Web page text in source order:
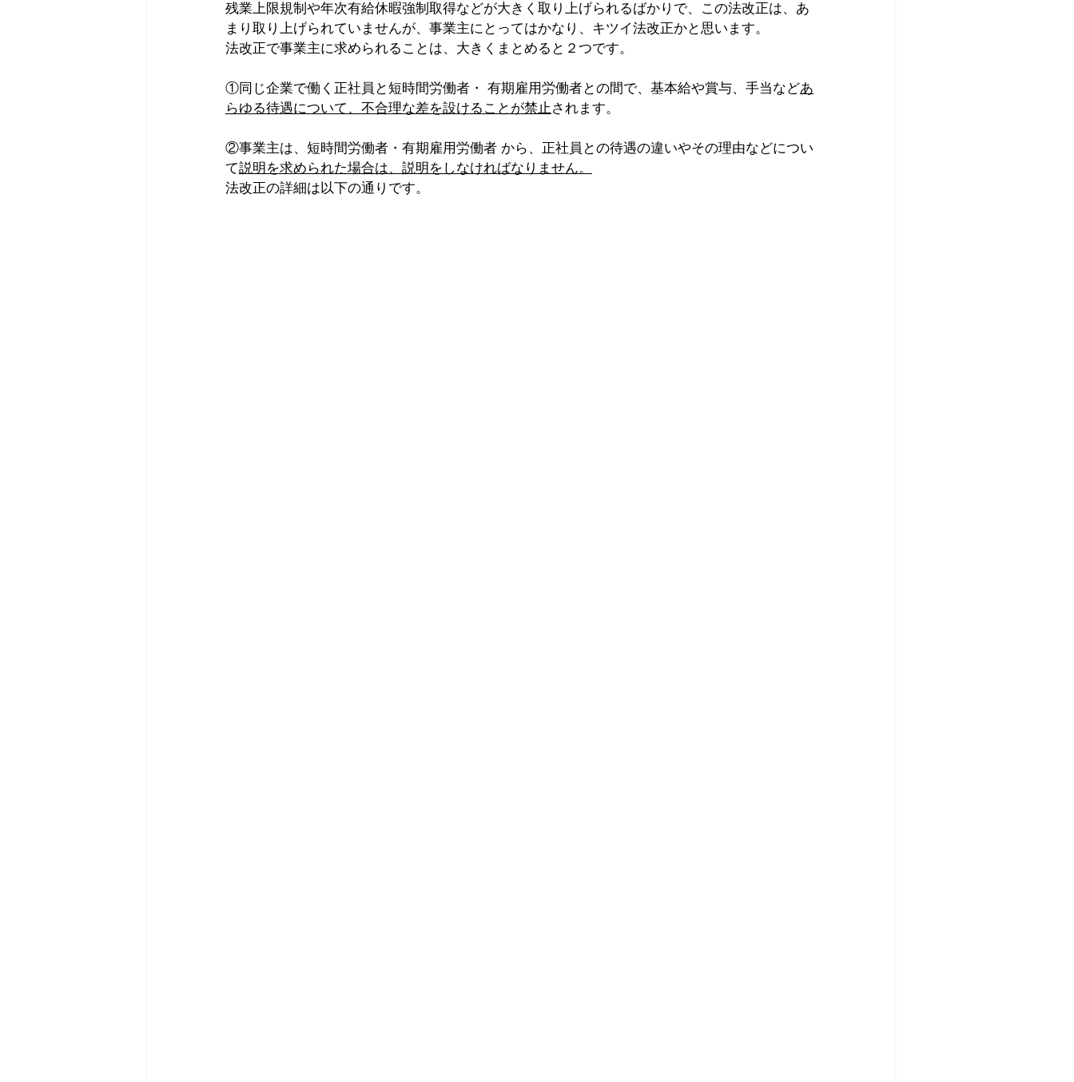
残業上限規制や年次有給休暇強制取得などが大きく取り上げられるばかりで、この法改正は、あ
まり取り上げられていませんが、事業主にとってはかなり、キツイ法改正かと思います。
法改正で事業主に求められることは、大きくまとめると２つです。
①同じ企業で働く正社員と短時間労働者・ 有期雇用労働者との間で、基本給や賞与、手当などあ
らゆる待遇について、不合理な差を設けることが禁止されます。
②事業主は、短時間労働者・有期雇用労働者 から、正社員との待遇の違いやその理由などについ
て説明を求められた場合は、説明をしなければなりません。
法改正の詳細は以下の通りです。